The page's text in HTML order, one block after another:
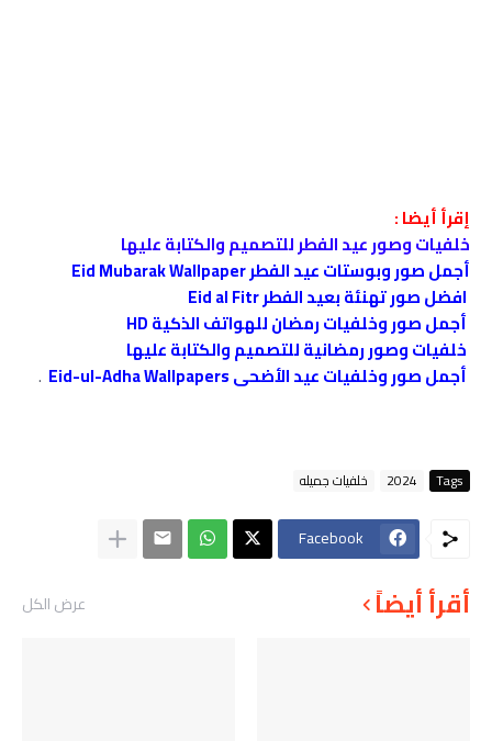
إقرأ أيضا :
خلفيات وصور عيد الفطر للتصميم والكتابة عليها
أجمل صور وبوستات عيد الفطر Eid Mubarak Wallpaper
افضل صور تهنئة بعيد الفطر Eid al Fitr
أجمل صور وخلفيات رمضان للهواتف الذكية HD
خلفيات وصور رمضانية للتصميم والكتابة عليها
أجمل صور وخلفيات عيد الأضحى Eid-ul-Adha Wallpapers
.
Tags
2024 خلفيات جميله
Facebook
أقرأ أيضاً عرض الكل